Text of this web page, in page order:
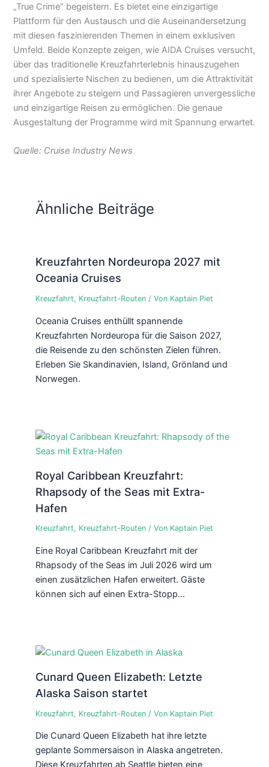
„True Crime“ begeistern. Es bietet eine einzigartige
Plattform für den Austausch und die Auseinandersetzung
mit diesen faszinierenden Themen in einem exklusiven
Umfeld. Beide Konzepte zeigen, wie AIDA Cruises versucht,
über das traditionelle Kreuzfahrterlebnis hinauszugehen
und spezialisierte Nischen zu bedienen, um die Attraktivität
ihrer Angebote zu steigern und Passagieren unvergessliche
und einzigartige Reisen zu ermöglichen. Die genaue
Ausgestaltung der Programme wird mit Spannung erwartet.
Quelle: Cruise Industry News
Ähnliche Beiträge
Kreuzfahrten Nordeuropa 2027 mit
Oceania Cruises
Kreuzfahrt, Kreuzfahrt-Routen/ Von Kaptain Piet
Oceania Cruises enthüllt spannende
Kreuzfahrten Nordeuropa für die Saison 2027,
die Reisende zu den schönsten Zielen führen.
Erleben Sie Skandinavien, Island, Grönland und
Norwegen.
Royal Caribbean Kreuzfahrt:
Rhapsody of the Seas mit Extra-
Hafen
Kreuzfahrt, Kreuzfahrt-Routen/ Von Kaptain Piet
Eine Royal Caribbean Kreuzfahrt mit der
Rhapsody of the Seas im Juli 2026 wird um
einen zusätzlichen Hafen erweitert. Gäste
können sich auf einen Extra-Stopp…
Cunard Queen Elizabeth: Letzte
Alaska Saison startet
Kreuzfahrt, Kreuzfahrt-Routen/ Von Kaptain Piet
Die Cunard Queen Elizabeth hat ihre letzte
geplante Sommersaison in Alaska angetreten.